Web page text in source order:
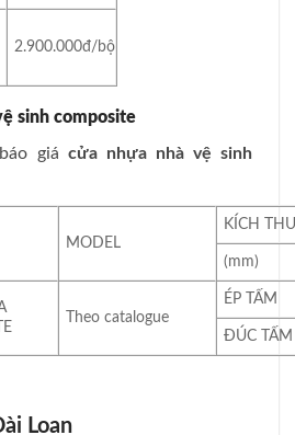
2.900.000đ/bộ
sinh composite
giá cửa nhựa nhà vệ sinh
MODEL
KÍCH
(mm)
Theo catalogue
ÉP TẤM
ĐÚC TẤM
Loan